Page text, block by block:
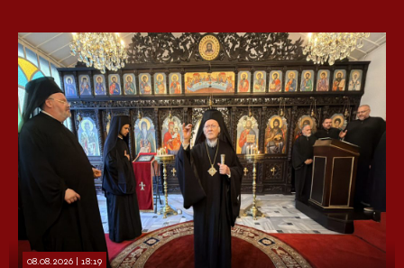
08.08.2026 | 18:19